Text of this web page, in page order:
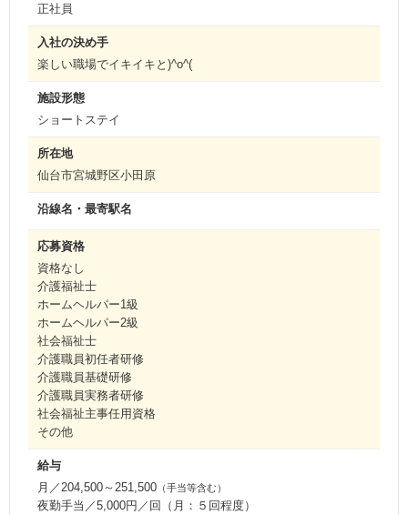
正社員
入社の決め手
楽しい職場でイキイキと)^o^(
施設形態
ショートステイ
所在地
仙台市宮城野区小田原
沿線名・最寄駅名
応募資格
資格なし
介護福祉士
ホームヘルパー1級
ホームヘルパー2級
社会福祉士
介護職員初任者研修
介護職員基礎研修
介護職員実務者研修
社会福祉主事任用資格
その他
給与
月／204,500～251,500 （手当等含む）
夜勤手当／5,000円／回（月：５回程度）